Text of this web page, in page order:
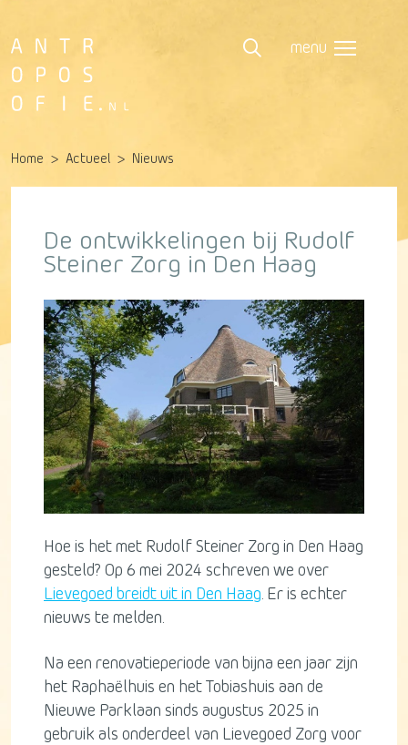
menu
Home Actueel Nieuws
De ontwikkelingen bij Rudolf
Steiner Zorg in Den Haag
Hoe is het met Rudolf Steiner Zorg in Den Haag
gesteld? Op 6 mei 2024 schreven we over
Lievegoed breidt uit in Den Haag. Er is echter
nieuws te melden.
Na een renovatieperiode van bijna een jaar zijn
het Raphaëlhuis en het Tobiashuis aan de
Nieuwe Parklaan sinds augustus 2025 in
gebruik als onderdeel van Lievegoed Zorg voor